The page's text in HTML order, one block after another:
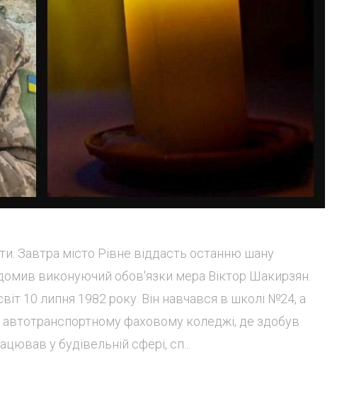
Завтра місто Рівне віддасть останню шану
виконуючий обов'язки мера Віктор Шакирзян.
10 липня 1982 року. Він навчався в школі №24, а
фаховому коледжі, де здобув
у будівельній сфері, сп...